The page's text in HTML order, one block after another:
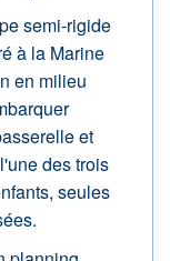
semi-rigide
à la Marine
en milieu
et
des trois
seules